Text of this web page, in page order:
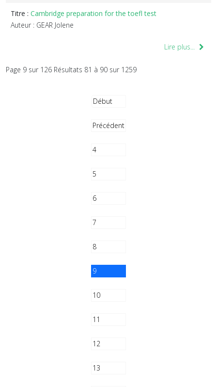
Titre : Cambridge preparation for the toefl test
Auteur : GEAR Jolene
Lire plus...
Page 9 sur 126 Résultats 81 à 90 sur 1259
Début
Précédent
4
5
6
7
8
9
10
11
12
13